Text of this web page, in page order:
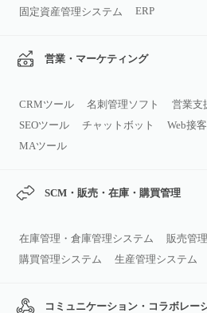
固定資産管理システム
ERP
営業・マーケティング
CRMツール 名刺管理ソフト
営業支
SEOツール
チャットボット Web接客
MAツール
SCM・販売・在庫・購買管理
在庫管理・倉庫管理システム
販売管
購買管理システム
生産管理システム
コミュニケーション・コラボレー